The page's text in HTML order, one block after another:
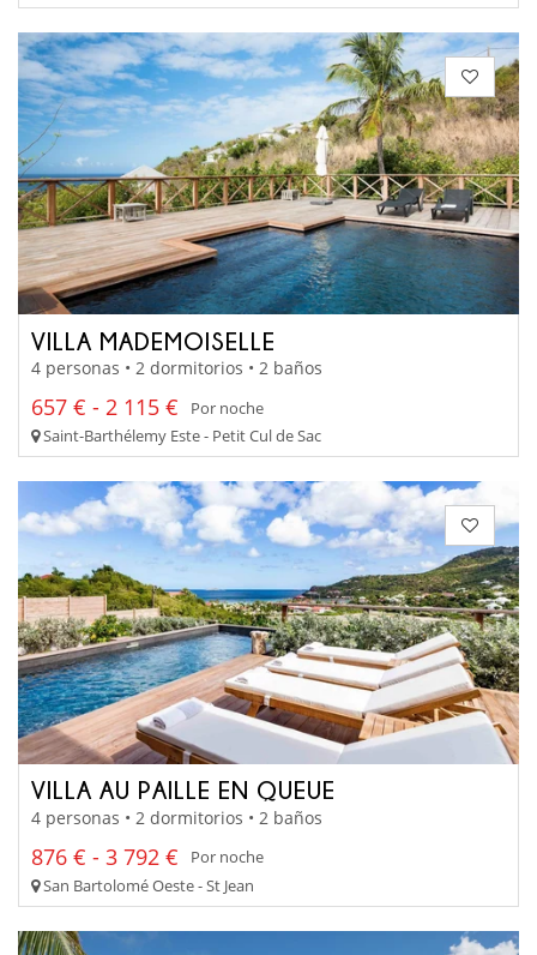
VILLA MADEMOISELLE
4 personas • 2 dormitorios • 2 baños
657 € - 2 115 €
Por noche
Saint-Barthélemy Este - Petit Cul de Sac
VILLA AU PAILLE EN QUEUE
4 personas • 2 dormitorios • 2 baños
876 € - 3 792 €
Por noche
San Bartolomé Oeste - St Jean